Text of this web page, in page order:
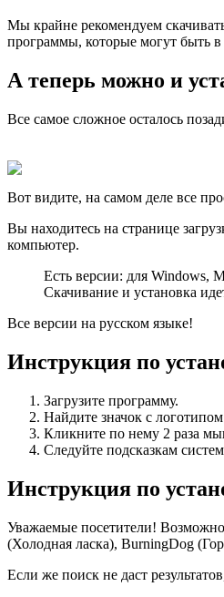
Мы крайне рекомендуем
программы, которые могут быть
А теперь можно и
Все самое сложное осталось
Вот видите, на самом деле все
Вы находитесь на странице
компьютер.
Есть версии: для Windows,
Скачивание и установка
Все версии на русском языке!
Инструкция по
Загрузите программу.
Найдите значок с
Кликните по нему 2 раза
Следуйте подсказкам
Инструкция по
Уважаемые посетители!
(Холодная ласка), BurningDog
Если же поиск не даст